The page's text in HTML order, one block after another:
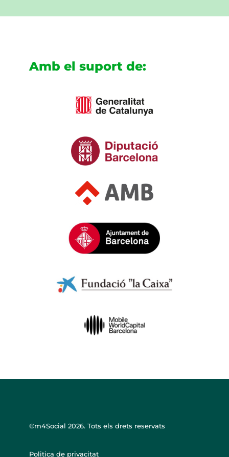
Amb el suport de:
©m4Social 2026. Tots els drets reservats
Politica de privacitat